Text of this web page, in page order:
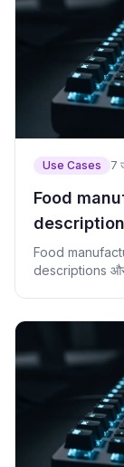
Use Cases 7
Food
जांच को
Food
descriptions